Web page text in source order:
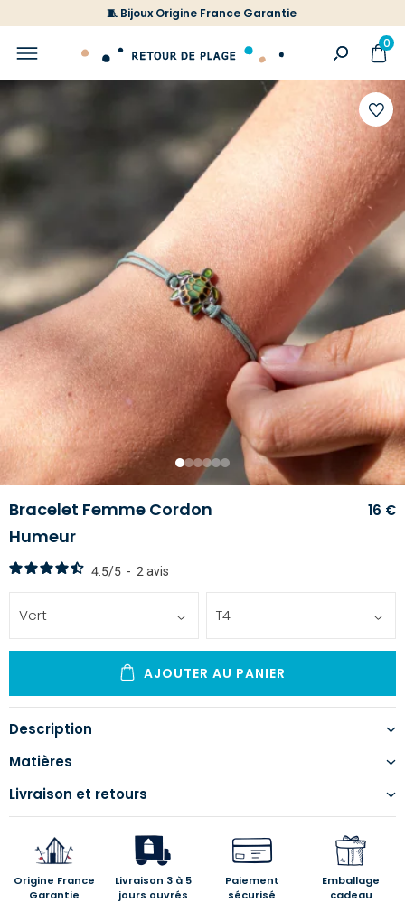
🧵 Bijoux Origine France Garantie
0
à
votre
liste
1 23456
Bracelet Femme Cordon
Humeur
16 €
4.5/5 - 2avis
Vert T4
AJOUTER AU PANIER
Description
Matières
Livraison et retours
Origine France
Garantie
Livraison 3 à 5
jours ouvrés
Paiement
sécurisé
Emballage
cadeau